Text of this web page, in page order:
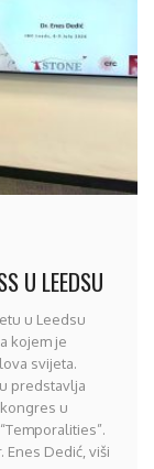
U LEEDSU
u Leedsu
kojem je
svijeta.
predstavlja
u
Dedić, viši